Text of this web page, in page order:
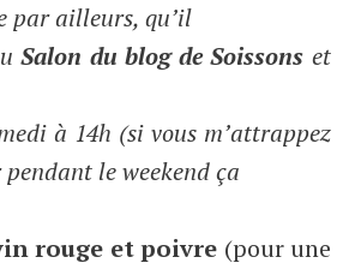
par ailleurs, qu’il
Salon du blog de Soissons et
à 14h (si vous m’attrappez
le weekend ça
rouge et poivre (pour une